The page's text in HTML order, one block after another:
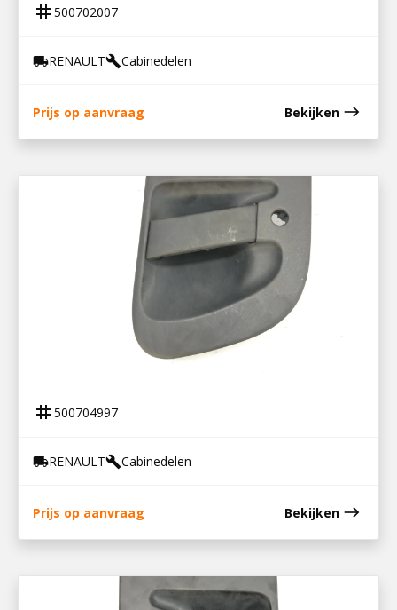
tag 500702007
local_shippingRENAULTbuildCabinedelen
Prijs op aanvraag Bekijken east
DEURHANDGREEP RECHTS PREMIUM
tag 500704997
local_shippingRENAULTbuildCabinedelen
Prijs op aanvraag Bekijken east